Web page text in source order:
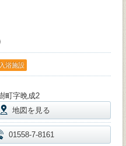
浴施設
町字晩成2
地図を見る
01558-7-8161